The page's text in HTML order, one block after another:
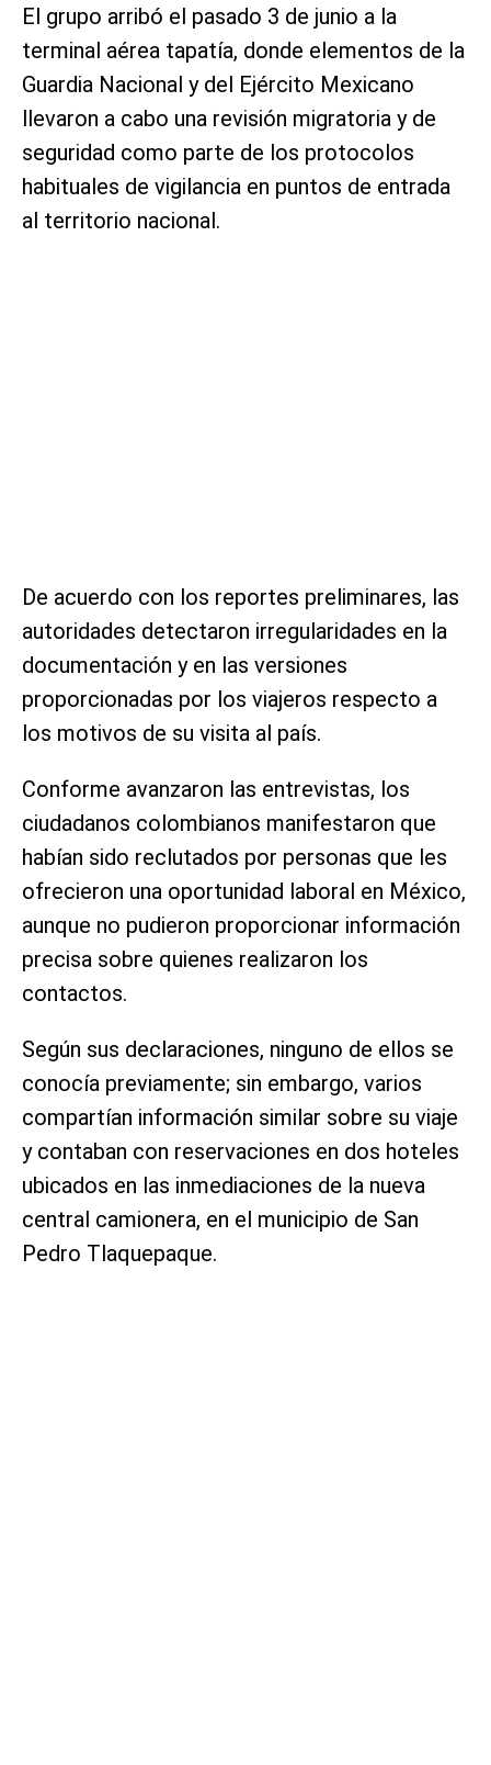
El grupo arribó el pasado 3 de junio a la
terminal aérea tapatía, donde elementos de la
Guardia Nacional y del Ejército Mexicano
llevaron a cabo una revisión migratoria y de
seguridad como parte de los protocolos
habituales de vigilancia en puntos de entrada
al territorio nacional.
De acuerdo con los reportes preliminares, las
autoridades detectaron irregularidades en la
documentación y en las versiones
proporcionadas por los viajeros respecto a
los motivos de su visita al país.
Conforme avanzaron las entrevistas, los
ciudadanos colombianos manifestaron que
habían sido reclutados por personas que les
ofrecieron una oportunidad laboral en México,
aunque no pudieron proporcionar información
precisa sobre quienes realizaron los
contactos.
Según sus declaraciones, ninguno de ellos se
conocía previamente; sin embargo, varios
compartían información similar sobre su viaje
y contaban con reservaciones en dos hoteles
ubicados en las inmediaciones de la nueva
central camionera, en el municipio de San
Pedro Tlaquepaque.